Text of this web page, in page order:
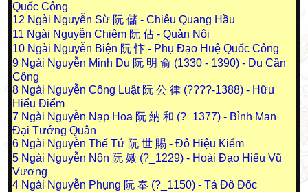
Quốc Công
12 Ngài Nguyễn Sừ 阮 儲 - Chiêu Quang Hầu
11 Ngài Nguyễn Chiêm 阮 佔 - Quản Nội
10 Ngài Nguyễn Biện 阮 忭 - Phụ Đạo Huệ Quốc Công
9 Ngài Nguyễn Minh Du 阮 明 俞 (1330 - 1390) - Du Cần
Công
8 Ngài Nguyễn Công Luật 阮 公 律 (????-1388) - Hữu
Hiểu Điểm
7 Ngài Nguyễn Nạp Hoa 阮 納 和 (?_1377) - Bình Man
Đại Tướng Quân
6 Ngài Nguyễn Thế Tứ 阮 世 賜 - Đô Hiệu Kiểm
5 Ngài Nguyễn Nộn 阮 嫩 (?_1229) - Hoài Đạo Hiếu Vũ
Vương
4 Ngài Nguyễn Phụng 阮 奉 (?_1150) - Tả Đô Đốc